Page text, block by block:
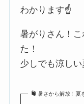
わかります☝️
暑がりさん！
た！
少しでも涼しい
暑さから解放！